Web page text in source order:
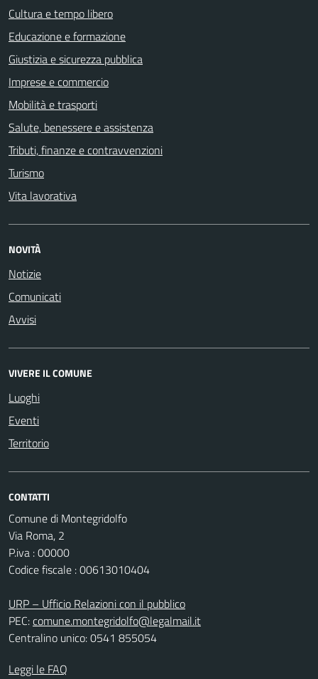
Cultura e tempo libero
Educazione e formazione
Giustizia e sicurezza pubblica
Imprese e commercio
Mobilità e trasporti
Salute, benessere e assistenza
Tributi, finanze e contravvenzioni
Turismo
Vita lavorativa
NOVITÀ
Notizie
Comunicati
Avvisi
VIVERE IL COMUNE
Luoghi
Eventi
Territorio
CONTATTI
Comune di Montegridolfo
Via Roma, 2
P.iva : 00000
Codice fiscale : 00613010404
URP – Ufficio Relazioni con il pubblico
PEC:comune.montegridolfo@legalmail.it
Centralino unico: 0541 855054
Leggi le FAQ